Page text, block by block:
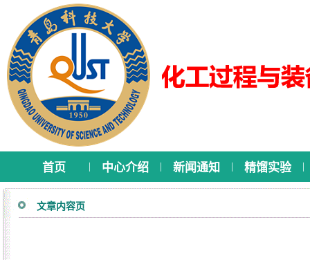
首页 | 中心介绍 | 新闻通知 | 精馏实验 |
文章内容页